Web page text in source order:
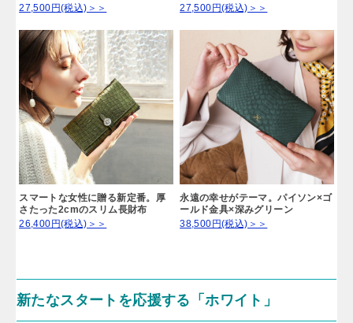
27,500円(税込)＞＞
27,500円(税込)＞＞
スマートな女性に贈る新定番。厚
さたった2cmのスリム長財布
26,400円(税込)＞＞
永遠の幸せがテーマ。パイソン×ゴ
ールド金具×深みグリーン
38,500円(税込)＞＞
新たなスタートを応援する「ホワイト」